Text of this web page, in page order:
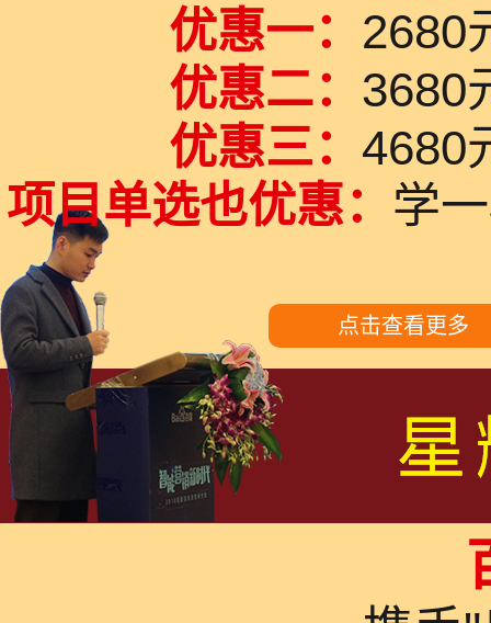
优惠一： 2680
优惠二： 3680
优惠三： 4680
项目单选也优惠： 学
点击查看更多